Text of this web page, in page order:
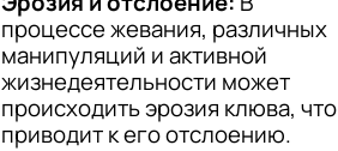
процессе жевания, различных
манипуляций и активной
жизнедеятельности может
происходить эрозия клюва, что
приводит к его отслоению.